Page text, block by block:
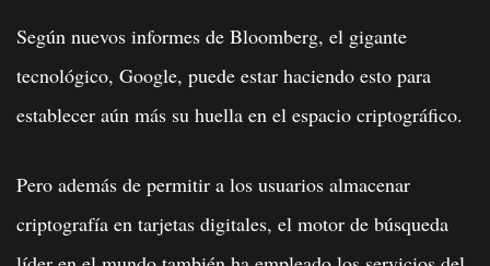
Según nuevos informes de Bloomberg, el gigante
tecnológico, Google, puede estar haciendo esto para
establecer aún más su huella en el espacio criptográfico.
Pero además de permitir a los usuarios almacenar
criptografía en tarjetas digitales, el motor de búsqueda